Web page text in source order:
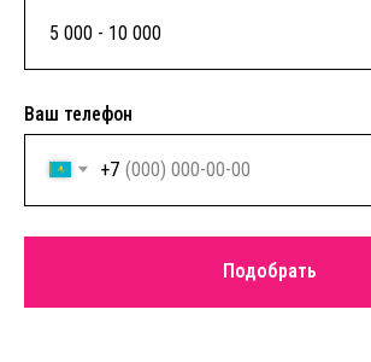
Ваш телефон
+7
Подобрать